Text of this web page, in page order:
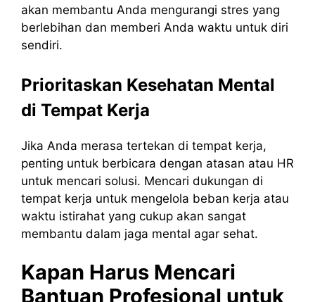
akan membantu Anda mengurangi stres yang
berlebihan dan memberi Anda waktu untuk diri
sendiri.
Prioritaskan Kesehatan Mental
di Tempat Kerja
Jika Anda merasa tertekan di tempat kerja,
penting untuk berbicara dengan atasan atau HR
untuk mencari solusi. Mencari dukungan di
tempat kerja untuk mengelola beban kerja atau
waktu istirahat yang cukup akan sangat
membantu dalam jaga mental agar sehat.
Kapan Harus Mencari
Bantuan Profesional untuk